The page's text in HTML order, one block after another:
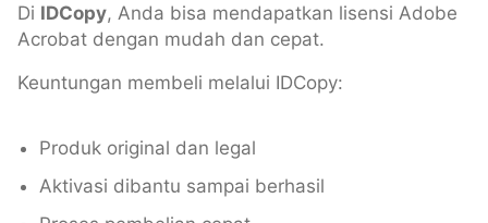
Di IDCopy, Anda bisa mendapatkan lisensi Adobe
Acrobat dengan mudah dan cepat.
Keuntungan membeli melalui IDCopy:
Produk original dan legal
Aktivasi dibantu sampai berhasil